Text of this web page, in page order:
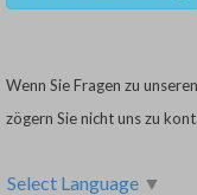
Wenn Sie Fragen zu
zögern Sie nicht uns zu
Select Language ▼